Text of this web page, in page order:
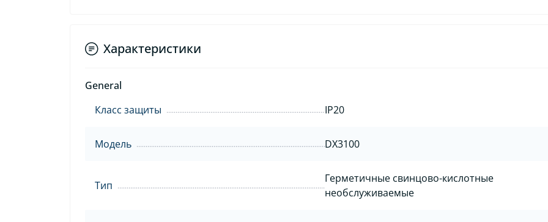
Характеристики
General
Класс защиты
IP20
Модель DX3100
Тип
Герметичные свинцово-кислотные
необслуживаемые